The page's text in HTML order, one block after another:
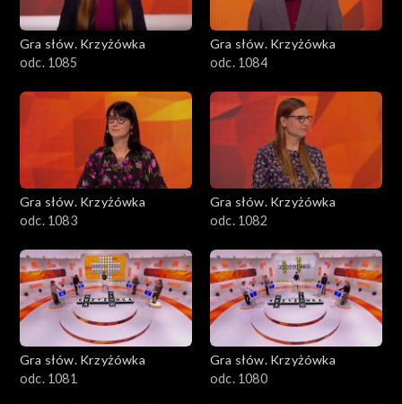
Gra słów. Krzyżówka
odc. 1085
Gra słów. Krzyżówka
odc. 1084
Gra słów. Krzyżówka
odc. 1083
Gra słów. Krzyżówka
odc. 1082
Gra słów. Krzyżówka
odc. 1081
Gra słów. Krzyżówka
odc. 1080